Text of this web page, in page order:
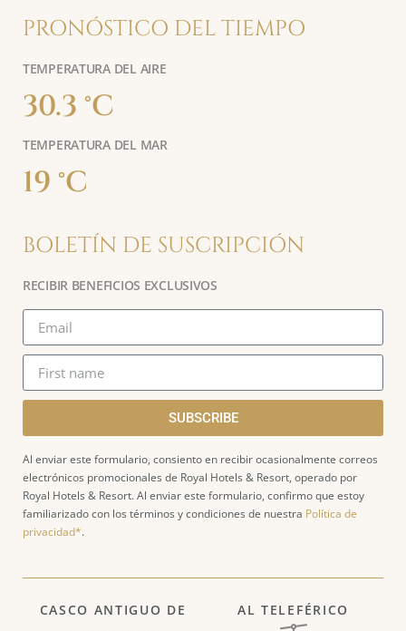
PRONÓSTICO DEL TIEMPO
TEMPERATURA DEL AIRE
30.3 °C
TEMPERATURA DEL MAR
19 °C
BOLETÍN DE SUSCRIPCIÓN
RECIBIR BENEFICIOS EXCLUSIVOS
SUBSCRIBE
Al enviar este formulario, consiento en recibir ocasionalmente correos
electrónicos promocionales de Royal Hotels & Resort, operado por
Royal Hotels & Resort. Al enviar este formulario, confirmo que estoy
familiarizado con los términos y condiciones de nuestra Política de
privacidad*.
CASCO ANTIGUO DE
AL TELEFÉRICO